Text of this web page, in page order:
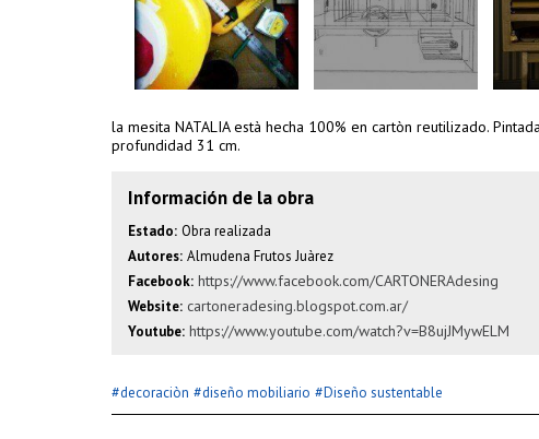
la mesita NATALIA està hecha 100% en cartòn reutilizado.
profundidad 31 cm.
Información de la obra
Estado: Obra realizada
Autores: Almudena Frutos Juàrez
Facebook: https://www.facebook.com/CARTONERAdesing
Website: cartoneradesing.blogspot.com.ar/
Youtube: https://www.youtube.com/watch?v=B8ujJMywELM
#decoraciòn #diseño mobiliario #Diseño sustentable